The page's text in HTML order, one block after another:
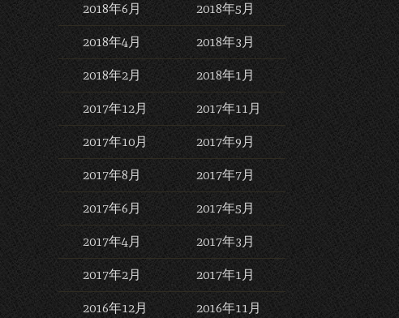
2018年6月 2018年5月
2018年4月 2018年3月
2018年2月 2018年1月
2017年12月 2017年11月
2017年10月 2017年9月
2017年8月 2017年7月
2017年6月 2017年5月
2017年4月 2017年3月
2017年2月 2017年1月
2016年12月 2016年11月